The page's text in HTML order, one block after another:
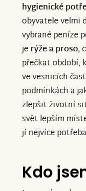
hygienické
obyvatele velmi
vybrané peníze
je rýže a proso,
přečkat období,
ve vesnicích
podmínkách a
zlepšit životní
svět lepším
jí nejvíce
Kdo